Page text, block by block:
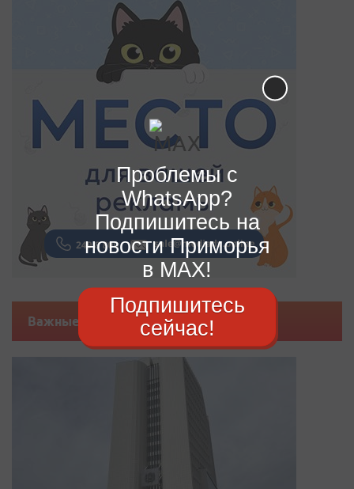
Важные новости
Проблемы с
WhatsApp?
Подпишитесь на
новости Приморья
в MAX!
Подпишитесь
сейчас!